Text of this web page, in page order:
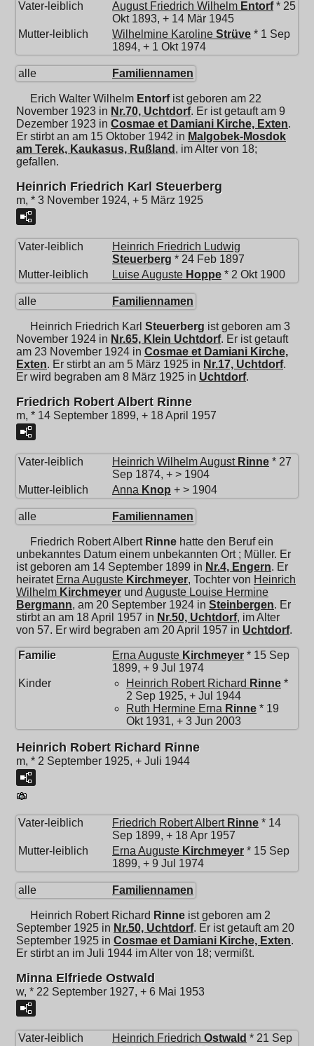
Vater-leiblich August Friedrich Wilhelm Entorf* 25
Okt 1893, + 14 Mär 1945
Mutter-leiblich
Wilhelmine Karoline Strüve * 1 Sep
1894, + 1 Okt 1974
alle Familiennamen
Erich Walter Wilhelm Entorfist geboren am 22
November 1923 in Nr.70, Uchtdorf. Er ist getauft am 9
Dezember 1923 in Cosmae et Damiani Kirche, Exten.
Er stirbt an am 15 Oktober 1942 in Malgobek-Mosdok
am Terek, Kaukasus, Rußland , im Alter von 18;
gefallen.
Heinrich Friedrich Karl Steuerberg
m, * 3 November 1924, + 5 März 1925
Vater-leiblich
Heinrich Friedrich Ludwig
Steuerberg * 24 Feb 1897
Mutter-leiblich
Luise Auguste Hoppe * 2 Okt 1900
alle Familiennamen
Heinrich Friedrich Karl Steuerberg ist geboren am 3
November 1924 in Nr.65, Klein Uchtdorf. Er ist getauft
am 23 November 1924 in Cosmae et Damiani Kirche,
Exten. Er stirbt an am 5 März 1925 in Nr.17, Uchtdorf.
Er wird begraben am 8 März 1925 in Uchtdorf.
Friedrich Robert Albert Rinne
m, * 14 September 1899, + 18 April 1957
Vater-leiblich Heinrich Wilhelm August Rinne * 27
Sep 1874, + > 1904
Mutter-leiblich
Anna Knop + > 1904
alle Familiennamen
Friedrich Robert Albert Rinne hatte den Beruf ein
unbekanntes Datum einem unbekannten Ort ; Müller. Er
ist geboren am 14 September 1899 in Nr.4, Engern. Er
heiratet Erna Auguste Kirchmeyer, Tochter von Heinrich
Wilhelm Kirchmeyer und Auguste Louise Hermine
Bergmann, am 20 September 1924 in Steinbergen. Er
stirbt an am 18 April 1957 in Nr.50, Uchtdorf, im Alter
von 57. Er wird begraben am 20 April 1957 in Uchtdorf.
Familie Erna Auguste Kirchmeyer * 15 Sep
1899, + 9 Jul 1974
Kinder
Heinrich Robert Richard Rinne *
2 Sep 1925, + Jul 1944
Ruth Hermine Erna Rinne * 19
Okt 1931, + 3 Jun 2003
Heinrich Robert Richard Rinne
m, * 2 September 1925, + Juli 1944
Vater-leiblich Friedrich Robert Albert Rinne * 14
Sep 1899, + 18 Apr 1957
Mutter-leiblich
Erna Auguste Kirchmeyer * 15 Sep
1899, + 9 Jul 1974
alle Familiennamen
Heinrich Robert Richard Rinne ist geboren am 2
September 1925 in Nr.50, Uchtdorf. Er ist getauft am 20
September 1925 in Cosmae et Damiani Kirche, Exten.
Er stirbt an im Juli 1944 im Alter von 18; vermißt.
Minna Elfriede Ostwald
w, * 22 September 1927, + 6 Mai 1953
Vater-leiblich Heinrich Friedrich Ostwald * 21 Sep